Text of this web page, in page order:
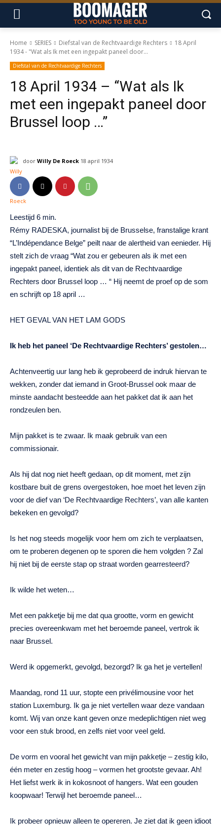
Home SERIES Diefstal van de Rechtvaardige Rechters
18 April
1934 - "Wat als Ik met een ingepakt paneel door...
Diefstal van de Rechtvaardige Rechters
18 April 1934 – “Wat als Ik
met een ingepakt paneel door
Brussel loop …”
door Willy De Roeck 18 april 1934
Rémy RADESKA, journalist bij de Brusselse, franstalige krant
“L’Indépendance Belge” peilt naar de alertheid van eenieder. Hij
stelt zich de vraag “Wat zou er gebeuren als ik met een
ingepakt paneel, identiek als dit van de Rechtvaardige
Rechters door Brussel loop … “ Hij neemt de proef op de som
en schrijft op 18 april …
HET GEVAL VAN HET LAM GODS
Ik heb het paneel ‘De Rechtvaardige Rechters’ gestolen…
Achtenveertig uur lang heb ik geprobeerd de indruk hiervan te
wekken, zonder dat iemand in Groot-Brussel ook maar de
minste aandacht besteedde aan het pakket dat ik aan het
rondzeulen ben.
Mijn pakket is te zwaar. Ik maak gebruik van een
commissionair.
Als hij dat nog niet heeft gedaan, op dit moment, met zijn
kostbare buit de grens overgestoken, hoe moet het leven zijn
voor de dief van ‘De Rechtvaardige Rechters’, van alle kanten
bekeken en gevolgd?
Is het nog steeds mogelijk voor hem om zich te verplaatsen,
om te proberen degenen op te sporen die hem volgden ? Zal
hij niet bij de eerste stap op straat worden gearresteerd?
Ik wilde het weten…
Met een pakketje bij me dat qua grootte, vorm en gewicht
precies overeenkwam met het beroemde paneel, vertrok ik
naar Brussel.
Werd ik opgemerkt, gevolgd, bezorgd? Ik ga het je vertellen!
Maandag, rond 11 uur, stopte een privélimousine voor het
station Luxemburg. Ik ga je niet vertellen waar deze vandaan
komt. Wij van onze kant geven onze medeplichtigen niet weg
voor een stuk brood, en zelfs niet voor veel geld.
De vorm en vooral het gewicht van mijn pakketje – zestig kilo,
één meter en zestig hoog – vormen het grootste gevaar. Ah!
Het liefst werk ik in kokosnoot of hangers. Wat een gouden
koopwaar! Terwijl het beroemde paneel…
Ik probeer opnieuw alleen te opereren. Je ziet dat ik geen idioot